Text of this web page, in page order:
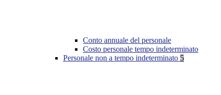
Conto annuale del personale
Costo personale tempo indeterminato
Personale non a tempo indeterminato 5